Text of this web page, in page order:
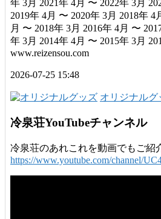
年 3月 2021年 4月 〜 2022年 3月
2019年 4月 〜 2020年 3月 2018年 4
月 〜 2018年 3月 2016年 4月 〜
年 3月 2014年 4月 〜 2015年 3月
www.reizensou.com
2026-07-25 15:48
オリジナルグ
冷泉荘YouTubeチャンネル
冷泉荘のあれこれを動画でもご紹
https://www.youtube.com/channel/